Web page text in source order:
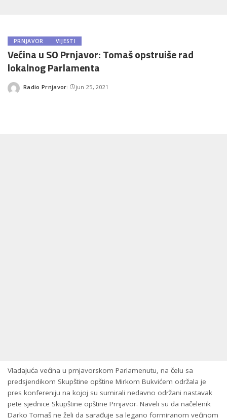
PRNJAVOR VIJESTI
Većina u SO Prnjavor: Tomaš opstruiše rad
lokalnog Parlamenta
Posted
Radio Prnjavor jun 25, 2021
Vladajuća većina u prnjavorskom Parlamenutu, na čelu sa
predsjendikom Skupštine opštine Mirkom Bukvićem održala je
pres konfereniju na kojoj su sumirali nedavno održani nastavak
pete sjednice Skupštine opštine Prnjavor. Naveli su da načelenik
Darko Tomaš ne želi da sarađuje sa legano formiranom većinom